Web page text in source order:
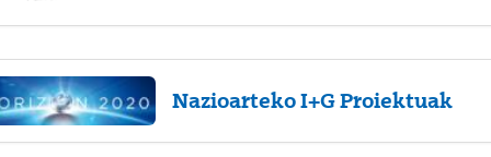
Nazioarteko I+G Proiektuak